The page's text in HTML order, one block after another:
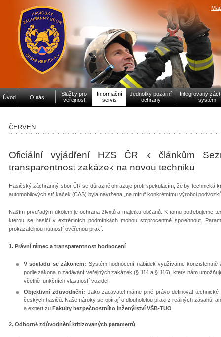
Úvod O nás
Služby pro
veřejnost
Informační
servis
Jednotky požární
ochrany
Integrovaný
systém
ČERVEN
Oficiální vyjádření HZS ČR k článkům
transparentnost zakázek na novou techniku
Hasičský záchranný sbor ČR se důrazně ohrazuje proti spekulacím, že by technická
automobilových stříkaček (CAS) byla navržena „na míru“ konkrétnímu výrobci
Naším prvořadým úkolem je ochrana životů a majetku občanů. K tomu potřebujeme
kterou se hasiči v extrémních podmínkách mohou stoprocentně spolehnout.
prokazatelnou nutností ověřenou praxí.
1. Právní rámec a transparentnost hodnocení
V souladu se zákonem: Systém hodnocení nabídek využíváme
podle zákona o zadávání veřejných zakázek (§ 114 a § 116), který nám
včetně funkčních vlastností vozidel.
Objektivní zdůvodnění: Jako zadavatel máme plné právo definovat
českých hasičů. Naše nároky se opírají o dlouholetou praxi z reálných zásahů,
a expertízu Fakulty bezpečnostního inženýrství VŠB-TUO
2. Odborné zdůvodnění kritizovaných parametrů